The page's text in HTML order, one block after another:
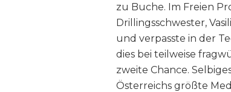
zu Buche. Im Freien
Drillingsschwester,
und verpasste in der
dies bei teilweise
zweite Chance.
Österreichs größte